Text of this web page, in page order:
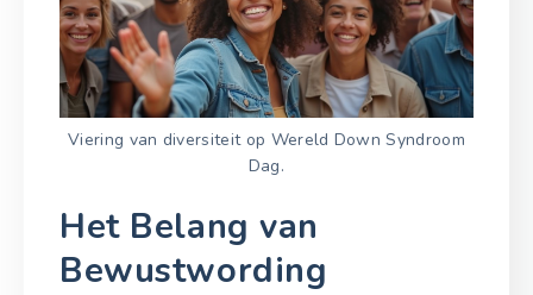
Viering van diversiteit op Wereld Down Syndroom
Dag.
Het Belang van
Bewustwording